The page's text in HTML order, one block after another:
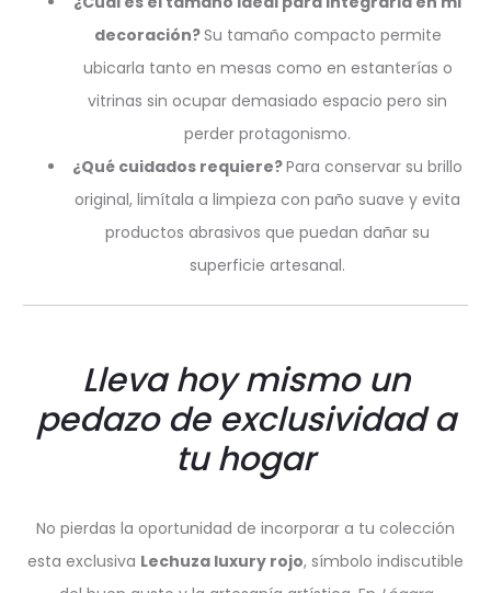
decoración?Su tamaño compacto permite
ubicarla tanto en mesas como en estanterías o
vitrinas sin ocupar demasiado espacio pero sin
perder protagonismo.
¿Qué cuidados requiere?Para conservar su brillo
original, limítala a limpieza con paño suave y evita
productos abrasivos que puedan dañar su
superficie artesanal.
Lleva hoy mismo un
pedazo de exclusividad a
tu hogar
No pierdas la oportunidad de incorporar a tu colección
esta exclusiva Lechuza luxury rojo, símbolo indiscutible